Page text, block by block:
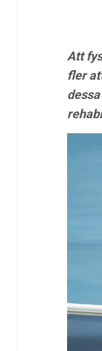
Att
fler